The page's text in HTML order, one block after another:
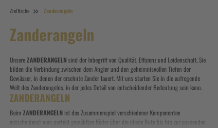
Zielfische Zanderangeln
Zanderangeln
UnsereZANDERANGELNsind der Inbegriff von Qualität, Effizienz und Leidenschaft. Sie
bilden die Verbindung zwischen dem Angler und den geheimnisvollen Tiefen der
Gewässer, in denen der ersehnte Zander lauert. Mit uns starten Sie in die aufregende
Welt des Zanderangelns, in der jedes Detail von entscheidender Bedeutung sein kann.
ZANDERANGELN
Beim ZANDERANGELN ist das Zusammenspiel verschiedener Komponenten
entscheidend: vom perfekt gewählten Köder über die ideale Rute bis hin zur passenden